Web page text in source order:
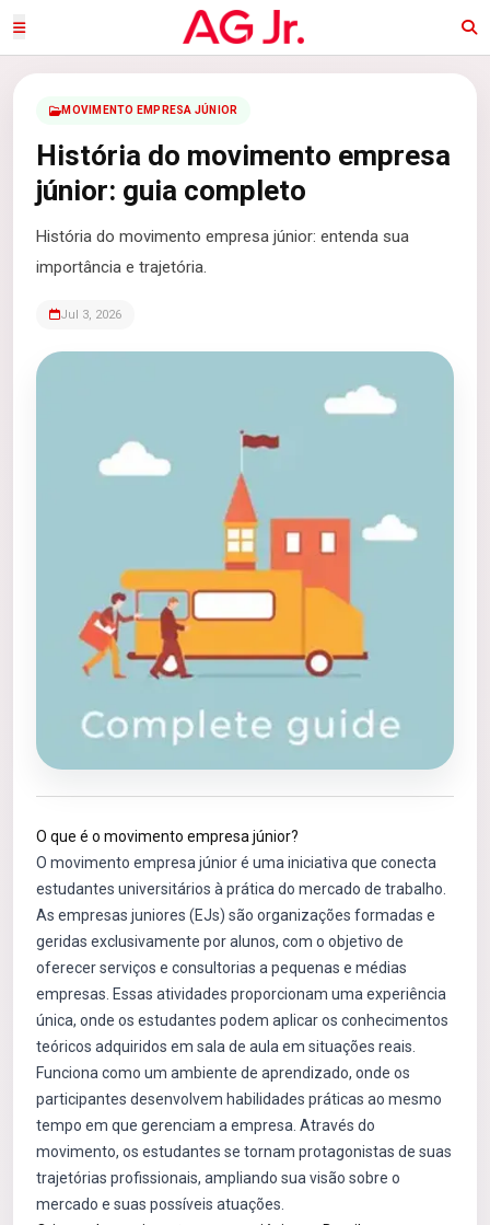
MOVIMENTO EMPRESA JÚNIOR
História do movimento empresa
júnior: guia completo
História do movimento empresa júnior: entenda sua
importância e trajetória.
Jul 3, 2026
O que é o movimento empresa júnior?
O movimento empresa júnior é uma iniciativa que conecta
estudantes universitários à prática do mercado de trabalho.
As empresas juniores (EJs) são organizações formadas e
geridas exclusivamente por alunos, com o objetivo de
oferecer serviços e consultorias a pequenas e médias
empresas. Essas atividades proporcionam uma experiência
única, onde os estudantes podem aplicar os conhecimentos
teóricos adquiridos em sala de aula em situações reais.
Funciona como um ambiente de aprendizado, onde os
participantes desenvolvem habilidades práticas ao mesmo
tempo em que gerenciam a empresa. Através do
movimento, os estudantes se tornam protagonistas de suas
trajetórias profissionais, ampliando sua visão sobre o
mercado e suas possíveis atuações.